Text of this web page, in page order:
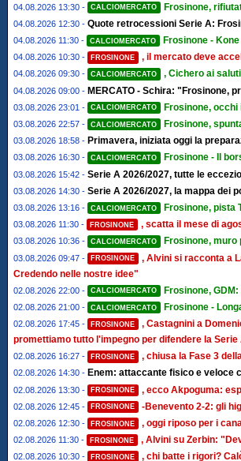
04.08.2026 13:30 - CALCIOMERCATO Frosinone,
04.08.2026 12:30 - Quote retrocessioni Serie A:
04.08.2026 11:30 - CALCIOMERCATO Frosinone -
04.08.2026 10:30 - FROSINONE , il mercato deve
04.08.2026 09:30 - CALCIOMERCATO , Cichero ai
04.08.2026 09:00 - MERCATO - Schira: "Frosinone,
03.08.2026 23:01 - CALCIOMERCATO Frosinone,
03.08.2026 22:57 - CALCIOMERCATO Frosinone,
03.08.2026 18:58 - Primavera, iniziata oggi la
03.08.2026 16:30 - CALCIOMERCATO Frosinone - Il
03.08.2026 15:42 - Serie A 2026/2027, tutte le
03.08.2026 14:30 - Serie A 2026/2027, la mappa dei
03.08.2026 13:16 - CALCIOMERCATO Frosinone, pista
03.08.2026 11:30 - FROSINONE , scatta il mese di
03.08.2026 10:36 - CALCIOMERCATO Frosinone,
03.08.2026 09:47 - FROSINONE
, Alvini si racconta a
Credendo nelle nostre idee"
02.08.2026 22:00 - CALCIOMERCATO Frosinone,
02.08.2026 21:00 - CALCIOMERCATO Frosinone -
02.08.2026 17:45 - FROSINONE
, Castagnini a
promettiamo tutto l'impegno per difendere la Serie
02.08.2026 16:27 - FROSINONE , chiusa la Fase 3
02.08.2026 14:30 - Enem: attaccante fisico e veloce
02.08.2026 13:30 - FROSINONE , ecco Akpoguma:
02.08.2026 12:45 - FROSINONE -Benevento 2-2: gli
02.08.2026 12:30 - FROSINONE , oggi riposo per i
02.08.2026 11:30 - FROSINONE , Alvini su Zerbin:
02.08.2026 10:30 - FROSINONE , chi batte i rigori?